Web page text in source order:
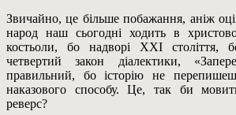
Звичайно, це більше побажання, аніж
народ наш сьогодні ходить в
костьоли, бо надворі XXI століття,
четвертий закон діалектики,
правильний, бо історію не
наказового способу. Це, так би
реверс?